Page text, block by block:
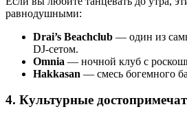
равнодушными:
Drai’s Beachclub — один из
DJ-сетом.
Omnia — ночной клуб с
Hakkasan — смесь богемного
4. Культурные